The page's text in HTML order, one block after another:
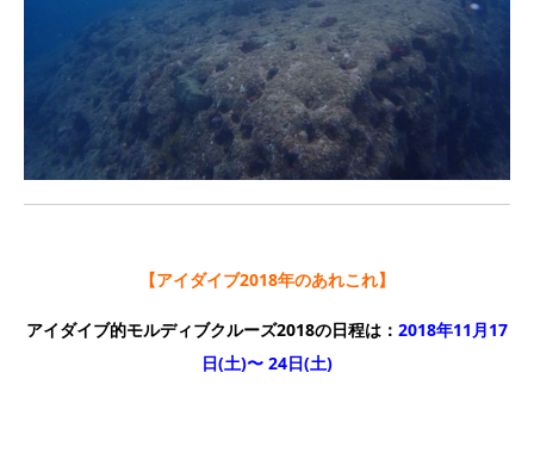
【アイダイブ2018年のあれこれ】
アイダイブ的モルディブクルーズ2018の日程は： 2018年11月17
日(土)〜 24日(土)